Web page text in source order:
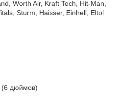
Worth Air, Kraft Tech, Hit-Man,
Sturm, Haisser, Einhell, Eltol
дюймов)